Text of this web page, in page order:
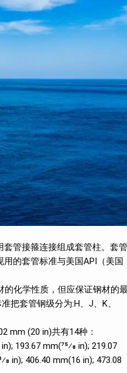
管接箍连接组成套管柱。套管
的套管标准与美国API（美国
的化学性质，但应保证钢材的
把套管钢级分为:H、J、K、
mm (20 in)共有14种：
193.67 mm(75⁄8 in); 219.07
in); 406.40 mm(16 in); 473.08